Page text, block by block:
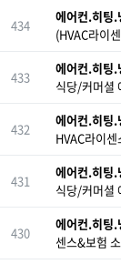
434
에어컨.히팅.
(HVAC라
433
에어컨.히팅.
식당/커머셜
432
에어컨.히팅.
HVAC라이
431
에어컨.히팅.
식당/커머셜
430
에어컨.히팅.
센스&보험